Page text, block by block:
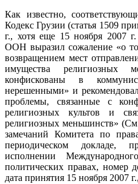
Как известно,
Кодекс Грузии (статья 1509
г., хотя еще 15 ноября 2007
ООН выразил сожаление «о
возвращением мест
имущества религиозных
конфискованы в
нерешенными» и
проблемы, связанные с
религиозных культов и
религиозных меньшинств»
замечаний Комитета по
периодическом докладе,
исполнении
политических правах, номер
дата принятия 15 ноября 2007